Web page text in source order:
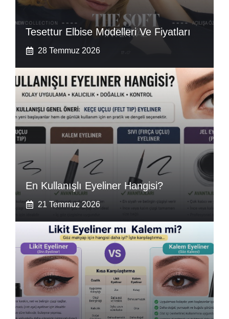
Tesettur Elbise Modelleri Ve Fiyatları
28 Temmuz 2026
En Kullanışlı Eyeliner Hangisi?
21 Temmuz 2026